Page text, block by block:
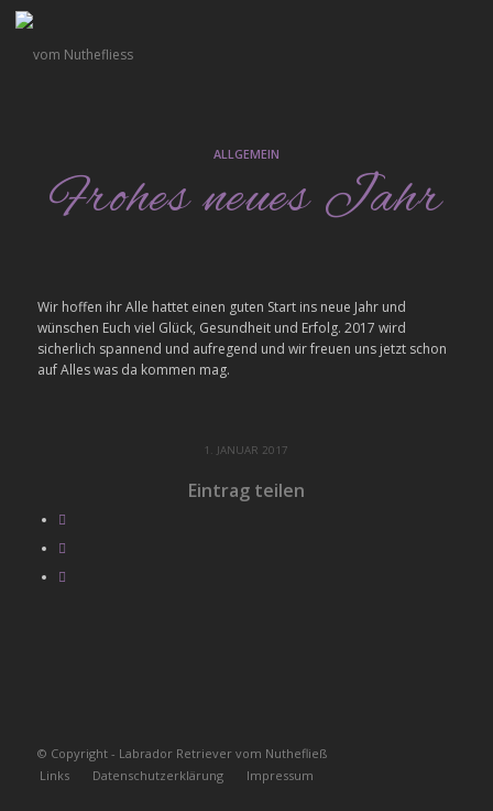
ALLGEMEIN
Frohes neues Jahr
Wir hoffen ihr Alle hattet einen guten Start ins neue Jahr und
wünschen Euch viel Glück, Gesundheit und Erfolg. 2017 wird
sicherlich spannend und aufregend und wir freuen uns jetzt schon
auf Alles was da kommen mag.
1. JANUAR 2017
Eintrag teilen
© Copyright - Labrador Retriever vom Nuthefließ
Links
Datenschutzerklärung Impressum